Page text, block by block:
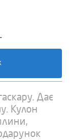
Дає
Кулон